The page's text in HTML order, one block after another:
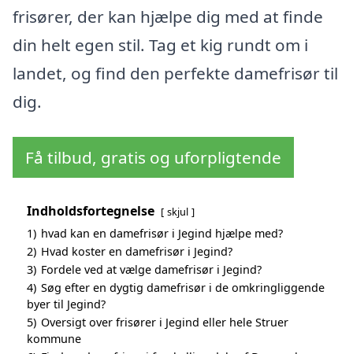
frisører, der kan hjælpe dig med at finde
din helt egen stil. Tag et kig rundt om i
landet, og find den perfekte damefrisør til
dig.
Få tilbud, gratis og uforpligtende
Indholdsfortegnelse skjul
1) hvad kan en damefrisør i Jegind hjælpe med?
2) Hvad koster en damefrisør i Jegind?
3) Fordele ved at vælge damefrisør i Jegind?
4) Søg efter en dygtig damefrisør i de omkringliggende
byer til Jegind?
5) Oversigt over frisører i Jegind eller hele Struer
kommune